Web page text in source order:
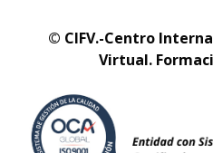
© CIFV.-Centro
Virtual.